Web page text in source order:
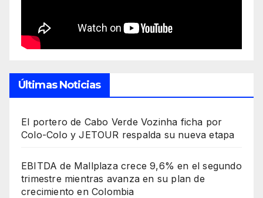
Últimas Noticias
El portero de Cabo Verde Vozinha ficha por
Colo-Colo y JETOUR respalda su nueva etapa
EBITDA de Mallplaza crece 9,6% en el segundo
trimestre mientras avanza en su plan de
crecimiento en Colombia